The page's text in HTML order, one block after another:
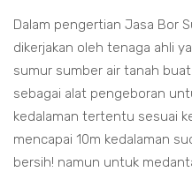
Dalam pengertian Jasa Bor
dikerjakan oleh tenaga ahli
sumur sumber air tanah
sebagai alat pengeboran
kedalaman tertentu sesuai
mencapai 10m kedalaman
bersih! namun untuk